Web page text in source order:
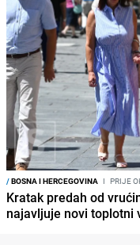
/BOSNA I HERCEGOVINA I PRIJE
Kratak predah od
najavljuje novi toplotni